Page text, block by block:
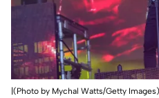
|(Photo by Mychal Watts/Getty Images)